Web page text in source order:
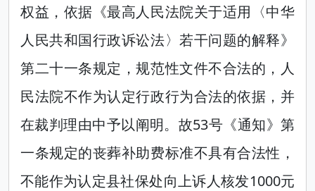
权益，依据《最高人民法院关于适用〈中华
人民共和国行政诉讼法〉若干问题的解释》
第二十一条规定，规范性文件不合法的，人
民法院不作为认定行政行为合法的依据，并
在裁判理由中予以阐明。故53号《通知》第
一条规定的丧葬补助费标准不具有合法性，
不能作为认定县社保处向上诉人核发1000元